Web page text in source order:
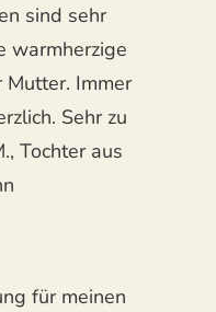
sind sehr
warmherzige
Immer
Sehr zu
Tochter aus
für meinen